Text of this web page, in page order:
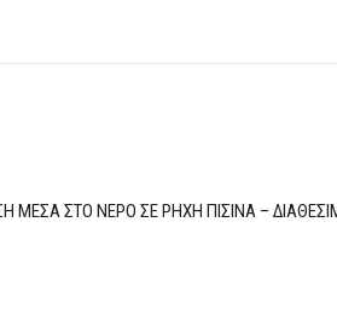
ΜΕΣΑ ΣΤΟ ΝΕΡΟ ΣΕ ΡΗΧΗ ΠΙΣΙΝΑ –